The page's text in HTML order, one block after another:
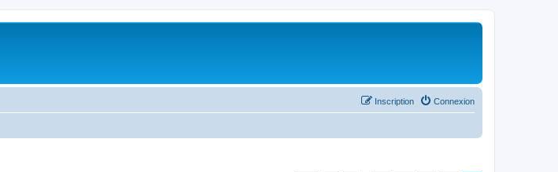
Connexion
Inscription